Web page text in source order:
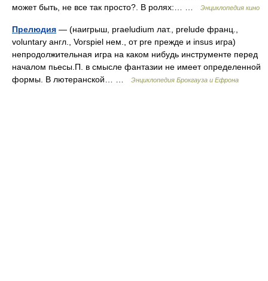
может быть, не все так просто?. В ролях:… …
Энциклопедия кино
Прелюдия — (наигрыш, praeludium лат., prelude франц.,
voluntary англ., Vorspiel нем., от pre прежде и insus игра)
непродолжительная игра на каком нибудь инструменте перед
началом пьесы.П. в смысле фантазии не имеет определенной
формы. В лютеранской… …
Энциклопедия Брокгауза и Ефрона